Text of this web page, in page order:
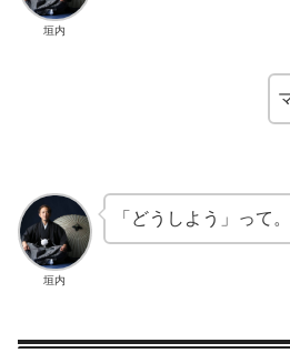
垣内
垣内
「どうしよう」って。